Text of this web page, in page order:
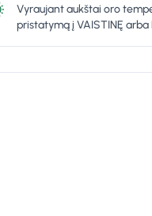
Vyraujant aukštai oro
pristatymą į VAISTINĘ arba